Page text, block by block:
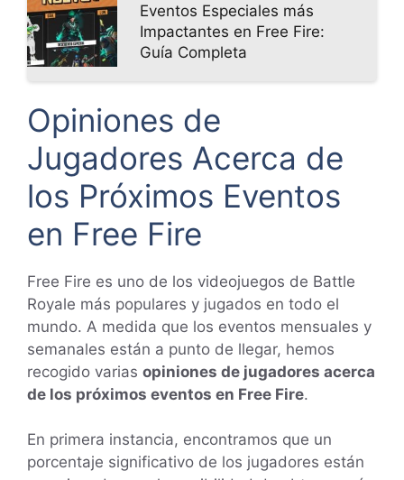
Eventos Especiales más
Impactantes en Free Fire:
Guía Completa
Opiniones de
Jugadores Acerca de
los Próximos Eventos
en Free Fire
Free Fire es uno de los videojuegos de Battle
Royale más populares y jugados en todo el
mundo. A medida que los eventos mensuales y
semanales están a punto de llegar, hemos
recogido varias opiniones de jugadores acerca
de los próximos eventos en Free Fire.
En primera instancia, encontramos que un
porcentaje significativo de los jugadores están